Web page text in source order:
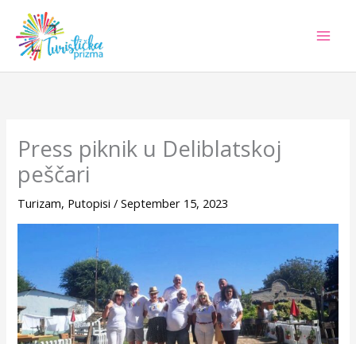
content
Press piknik u Deliblatskoj
peščari
Turizam, Putopisi /September 15, 2023